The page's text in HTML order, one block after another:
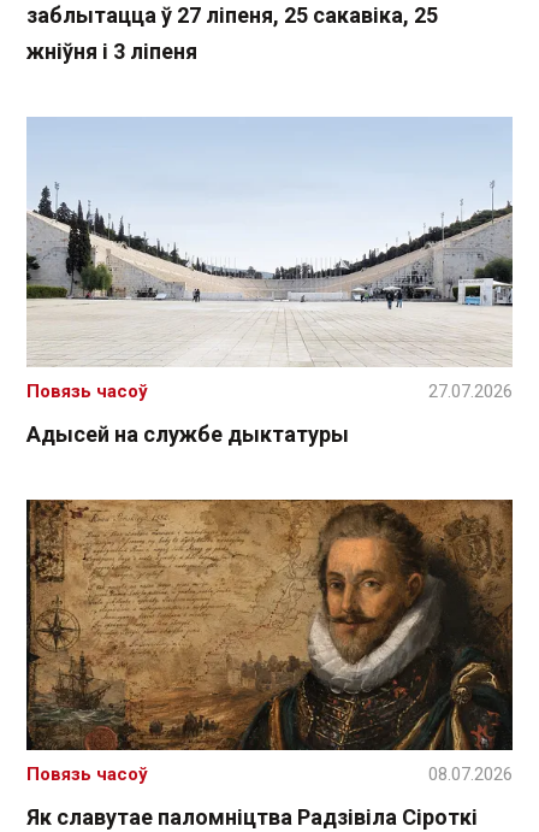
заблытацца ў 27 ліпеня, 25 сакавіка, 25
жніўня і 3 ліпеня
Адысей на службе дыктатуры
Повязь часоў 27.07.2026
Як славутае паломніцтва Радзівіла Сіроткі
Повязь часоў 08.07.2026